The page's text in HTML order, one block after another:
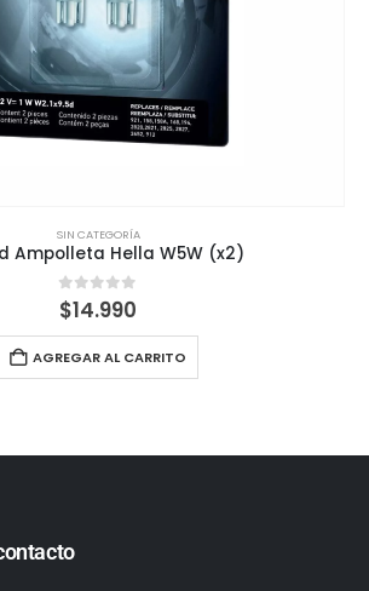
SIN CATEGORÍA
Ampolleta Hella W5W (x2)
0out of 5
$14.990
AGREGAR AL CARRITO